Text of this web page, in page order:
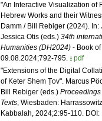
"An Interactive Visualization of
Hebrew Works and their
Damm / Bill Rebiger (2024).
Jessica Otis (eds.)34th
Humanities (DH2024) - Book
09.08.2024;792-795. ⭳ pdf
"Extensions of the Digital
of Keter Shem Ṭov". Marcus
Bill Rebiger (eds.)
Texts, Wiesbaden:
Kabbalah, 2024;2:95-110. DOI: